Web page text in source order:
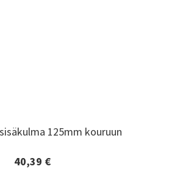
125mm kouruun
40,39 €
125mm kouruun